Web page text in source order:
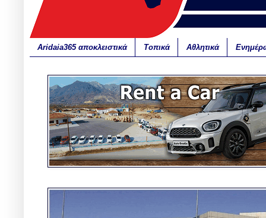
Aridaia365 αποκλειστικά Τοπικά Αθλητικά